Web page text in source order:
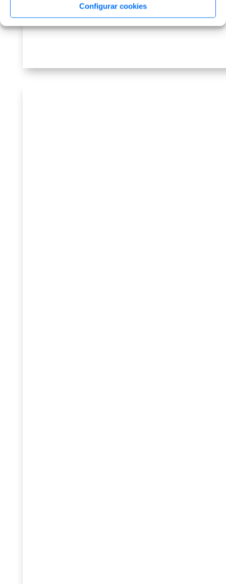
Configurar cookies